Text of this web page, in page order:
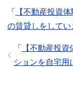
「
【不動産投資
の賃貸しをしてい
「
【不動産投
ションを自宅用